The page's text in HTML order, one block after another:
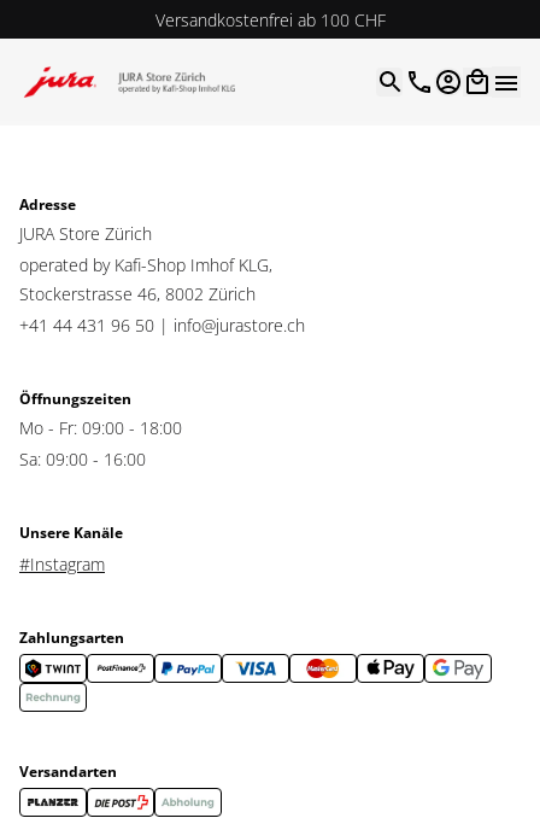
Versandkostenfrei ab 100 CHF
4.9| 5.0 Google
Open
Adresse
JURA Store Zürich
operated by Kafi-Shop Imhof KLG,
Stockerstrasse 46, 8002 Zürich
+41 44 431 96 50 | info@jurastore.ch
Öffnungszeiten
Mo - Fr: 09:00 - 18:00
Sa: 09:00 - 16:00
Unsere Kanäle
#Instagram
Zahlungsarten
Versandarten